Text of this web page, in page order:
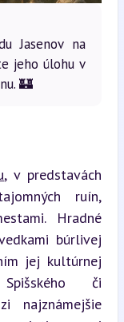
Jasenov na
jeho úlohu v
🏰
, v predstavách
ruín,
Hradné
búrlivej
jej kultúrnej
či
najznámejšie